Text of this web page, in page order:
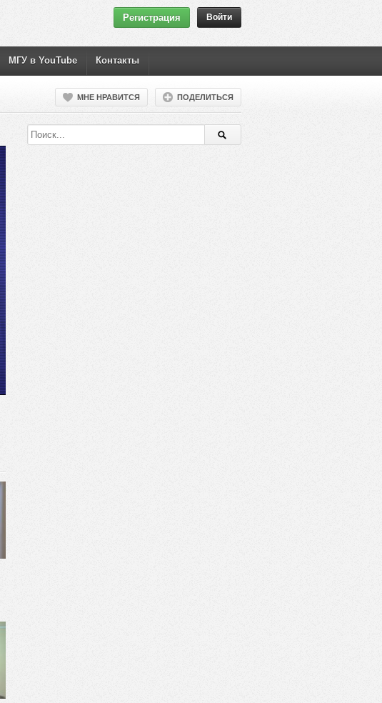
Регистрация Войти
МГУ в YouTube Контакты
МНЕ НРАВИТСЯ ПОДЕЛИТЬСЯ